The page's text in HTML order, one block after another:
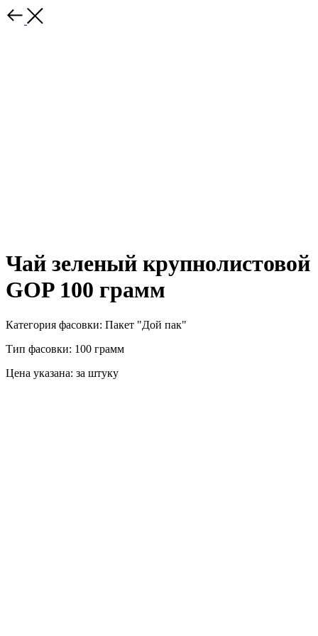
Чай зеленый крупнолистовой
GOP 100 грамм
Категория фасовки: Пакет "Дой пак"
Тип фасовки: 100 грамм
Цена указана: за штуку